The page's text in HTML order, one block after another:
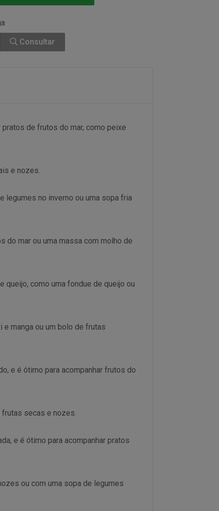
Consultar
de frutos do mar, como peixe
e nozes.
legumes no inverno ou uma sopa fria
do mar ou uma massa com molho de
queijo, como uma fondue de queijo ou
e manga ou um bolo de frutas
e é ótimo para acompanhar frutos do
frutas secas e nozes.
e é ótimo para acompanhar pratos
ou com uma sopa de legumes